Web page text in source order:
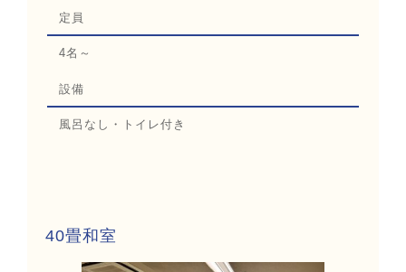
定員
4名～
設備
風呂なし・トイレ付き
40畳和室